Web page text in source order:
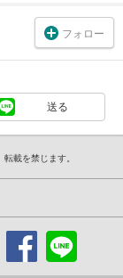
フォロー
送る
載を禁じます。